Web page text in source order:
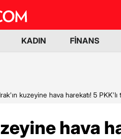
KADIN FİNANS
Irak'ın kuzeyine hava harekatı! 5
hava